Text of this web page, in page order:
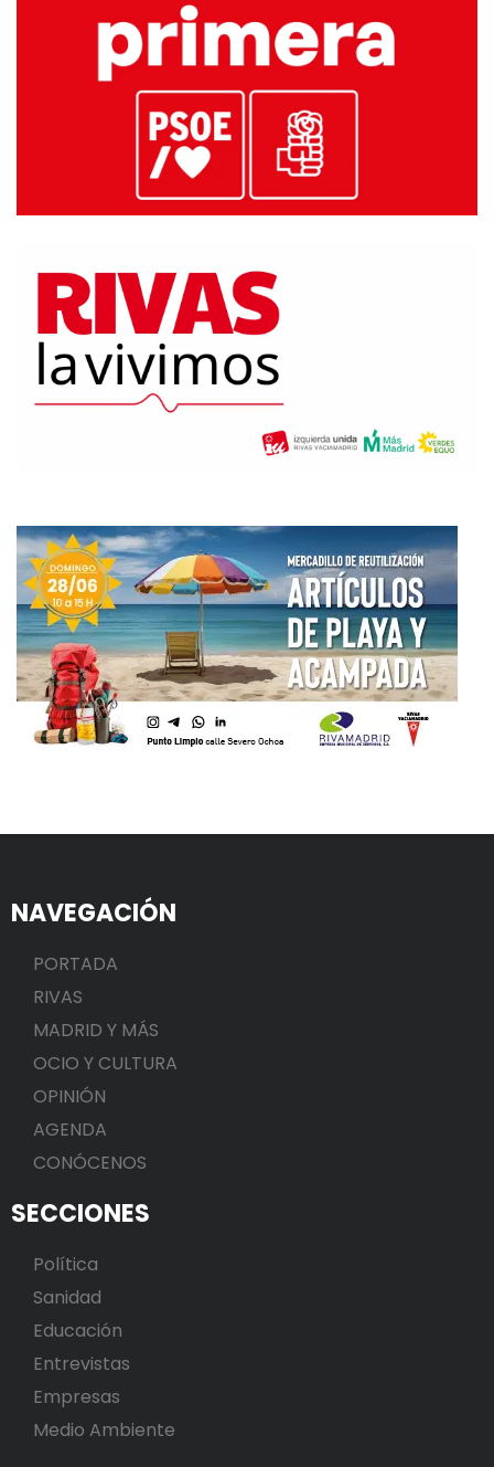
NAVEGACIÓN
PORTADA
RIVAS
MADRID Y MÁS
OCIO Y CULTURA
OPINIÓN
AGENDA
CONÓCENOS
SECCIONES
Política
Sanidad
Educación
Entrevistas
Empresas
Medio Ambiente